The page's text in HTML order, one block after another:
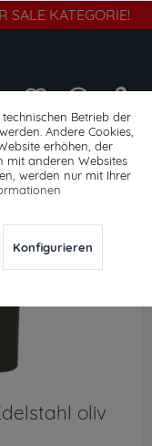
SALE KATEGORIE!
oliv
Betrieb der
Andere Cookies,
erhöhen, der
mit anderen Websites
werden nur mit Ihrer
Konfigurieren